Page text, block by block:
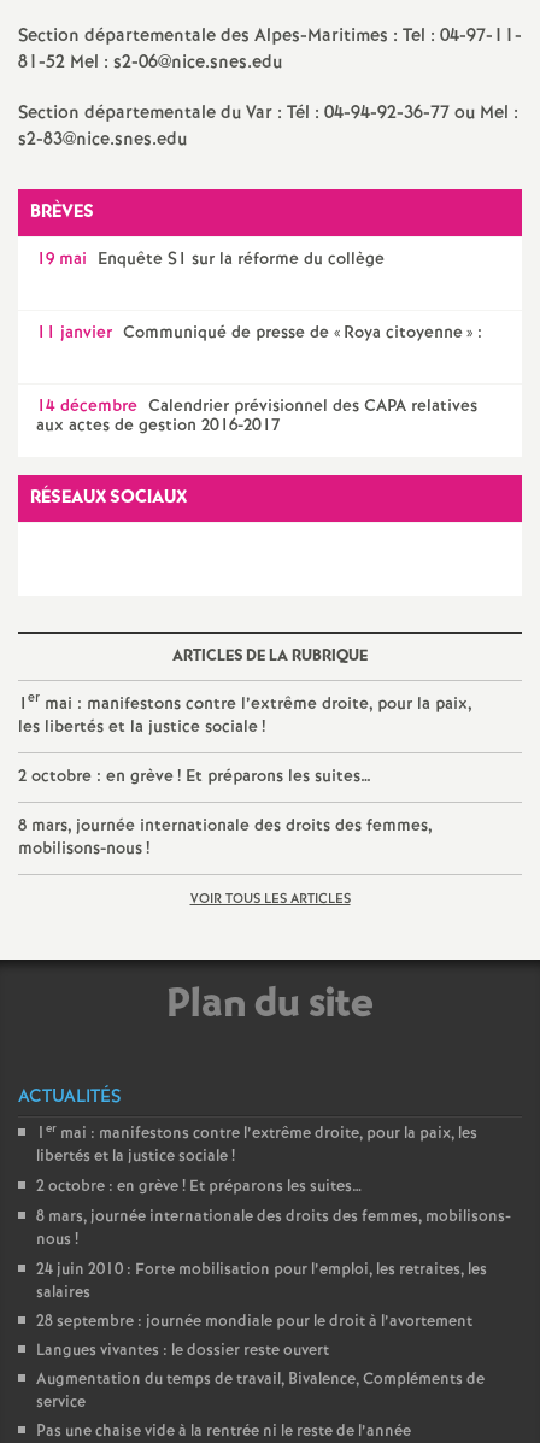
e
n
t
s
d
S
e
o
n
d
d
e
O
l
é
a
n
Section départementale des Alpes-Maritimes : Tel : 04-97-11-
81-52 Mel : s2-06@nice.snes.edu
Section départementale du Var : Tél : 04-94-92-36-77 ou Mel :
s2-83@nice.snes.edu
BRÈVES
19 mai Enquête S1 sur la réforme du collège
11 janvier Communiqué de presse de « Roya citoyenne» :
14 décembre Calendrier prévisionnel des CAPA relatives
aux actes de gestion 2016-2017
RÉSEAUX SOCIAUX
ARTICLES DE LA RUBRIQUE
1er mai : manifestons contre l’extrême droite, pour la paix,
les libertés et la justice sociale!
2 octobre : en grève! Et préparons les suites…
8 mars, journée internationale des droits des femmes,
mobilisons-nous!
VOIR TOUS LES ARTICLES
Plan du site
ACTUALITÉS
1 er mai : manifestons contre l’extrême droite, pour la paix, les
libertés et la justice sociale!
2 octobre : en grève! Et préparons les suites…
8 mars, journée internationale des droits des femmes, mobilisons-
nous !
24 juin 2010 : Forte mobilisation pour l’emploi, les retraites, les
salaires
28 septembre : journée mondiale pour le droit à l’avortement
Langues vivantes : le dossier reste ouvert
Augmentation du temps de travail, Bivalence, Compléments de
service
Pas une chaise vide à la rentrée ni le reste de l’année